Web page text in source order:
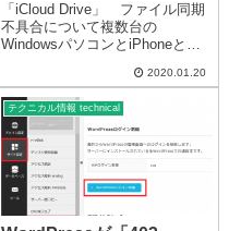
「iCloud Drive」 ファイル同期
不具合について複数台の
WindowsパソコンとiPhoneとの
れる現象があります。かなり以
前から続いている現象です。
「iCloud」には、以前から、
iPhoneとWind...
2020.01.20
テクニカル情報 technical